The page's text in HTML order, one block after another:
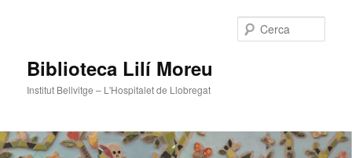
Biblioteca Lilí Moreu
Institut Bellvitge – L'Hospitalet de Llobregat